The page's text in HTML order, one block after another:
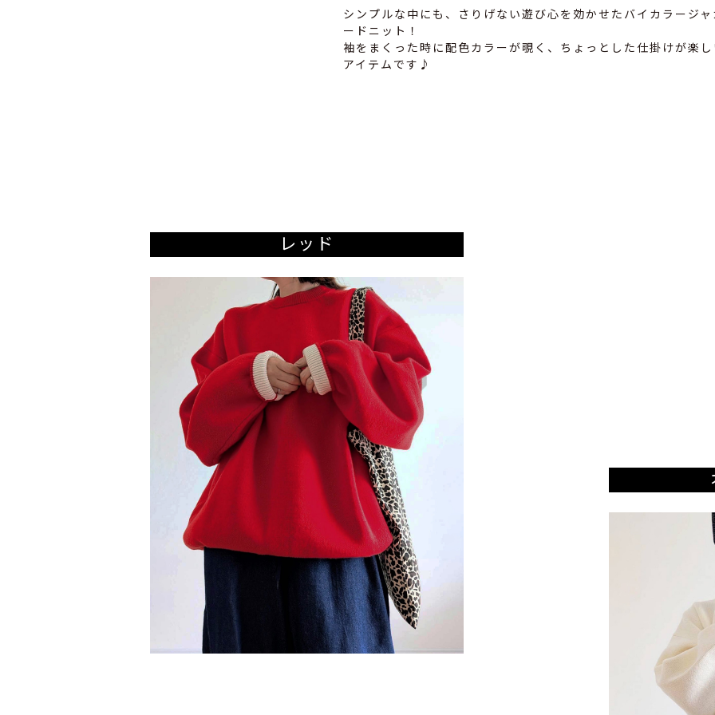
シンプルな中にも、さりげない遊び心を効かせたバイカラージ
ードニット！
袖をまくった時に配色カラーが覗く、ちょっとした仕掛けが楽
アイテムです♪
レッド